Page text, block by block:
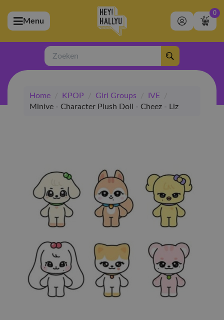
(Artiesten)
(Merchandise)
(Exclusive)
(Winkel)
Menu
0
Zoeken
Home / KPOP / Girl Groups / IVE
/
Minive - Character Plush Doll - Cheez - Liz